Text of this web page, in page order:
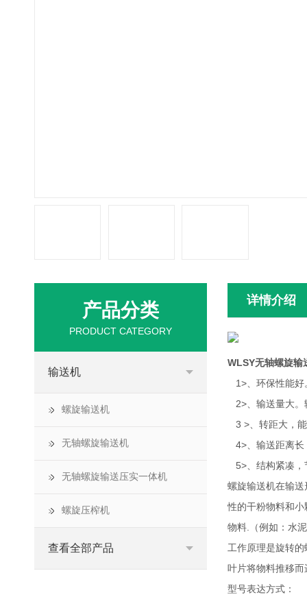
详情介绍
WLSY无轴螺旋输
1>、环保性能好
2>、输送量大。
3 >、转距大，
4>、输送距离长
5>、结构紧凑，
螺旋输送机在输
性的干粉物料和小
物料.（例如：水
工作原理是旋转的
叶片将物料推移
型号表达方式：
产品分类
PRODUCT CATEGORY
输送机
螺旋输送机
无轴螺旋输送机
无轴螺旋输送压实一体机
螺旋压榨机
查看全部产品